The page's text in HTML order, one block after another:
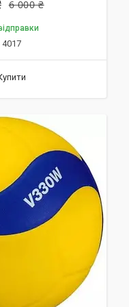
6 000 ₴
4017